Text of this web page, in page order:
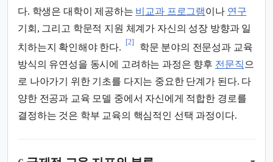
다. 학생은 대학이 제공하는 비교과 프로그램이나 연구
기회, 그리고 학문적 지원 체계가 자신의 성장 방향과 일
치하는지 확인해야 한다.
[2]
학문 분야의 전문성과 교육
방식의 유연성을 동시에 고려하는 과정은 향후 전문직 으
로 나아가기 위한 기초를 다지는 중요한 단계가 된다. 다
양한 전공과 교육 모델 중에서 자신에게 적합한 경로를
결정하는 것은 학부 교육의 핵심적인 선택 과정이다.